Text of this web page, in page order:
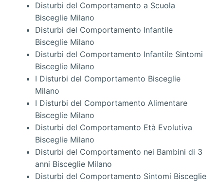
Disturbi del Comportamento a Scuola
Bisceglie Milano
Disturbi del Comportamento Infantile
Bisceglie Milano
Disturbi del Comportamento Infantile Sintomi
Bisceglie Milano
I Disturbi del Comportamento Bisceglie
Milano
I Disturbi del Comportamento Alimentare
Bisceglie Milano
Disturbi del Comportamento Età Evolutiva
Bisceglie Milano
Disturbi del Comportamento nei Bambini di 3
anni Bisceglie Milano
Disturbi del Comportamento Sintomi Bisceglie